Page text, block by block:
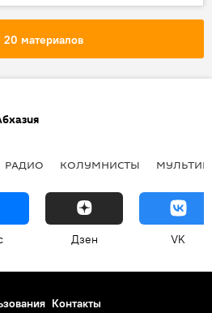
материалов
РАДИО КОЛУМНИСТЫ
Дзен VK
Контакты